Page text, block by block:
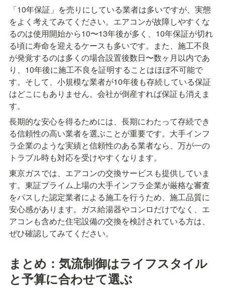
「10年保証」を売りにしている業者は多いですが、実態
をよく考えてみてください。エアコンが故障しやすくな
るのは使用開始から10〜13年後が多く、10年保証が切れ
る頃に寿命を迎えるケースも多いです。また、施工不良
が発覚するのは多くの場合設置後数日〜数ヶ月以内であ
り、10年後に施工不良を証明することはほぼ不可能で
す。そして、小規模な業者が10年後も存続している保証
はどこにもありません。会社が倒産すれば保証も消えま
す。
長期的な安心を得るためには、長期にわたって存続でき
る信頼性の高い業者を選ぶことが重要です。大手インフ
ラ企業のような実績と信頼性のある業者なら、万が一の
トラブル時も対応を受けやすくなります。
東京ガスでは、エアコンの交換サービスも提供していま
す。東証プライム上場の大手インフラ企業が厳格な審査
をパスした認定業者による施工を行うため、施工品質に
安心感があります。ガス給湯器やコンロだけでなく、エ
アコンも含めた住宅設備の交換を検討されている方は、
ぜひ確認してみてください。
まとめ：気流制御はライフスタイル
と予算に合わせて選ぶ